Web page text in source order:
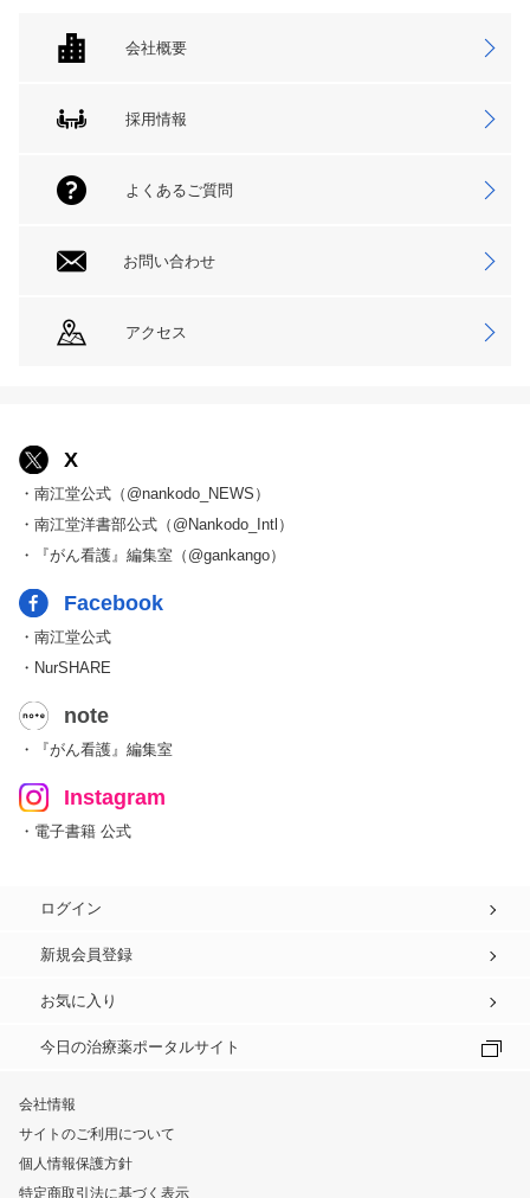
会社概要
採用情報
よくあるご質問
お問い合わせ
アクセス
X
・南江堂公式（@nankodo_NEWS）
・南江堂洋書部公式（@Nankodo_Intl）
・『がん看護』編集室（@gankango）
Facebook
・南江堂公式
・NurSHARE
note
・『がん看護』編集室
Instagram
・電子書籍 公式
ログイン
新規会員登録
お気に入り
今日の治療薬ポータルサイト
会社情報
サイトのご利用について
個人情報保護方針
特定商取引法に基づく表示